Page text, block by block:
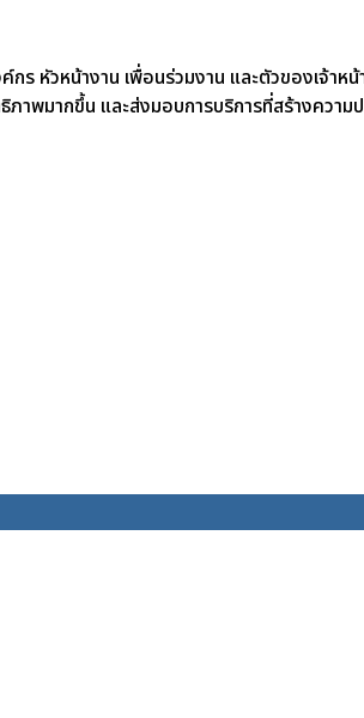
กร หัวหน้างาน เพื่อนร่วมงาน และตัวของเจ้าห
าพมากขึ้น และส่งมอบการบริการที่สร้างความ